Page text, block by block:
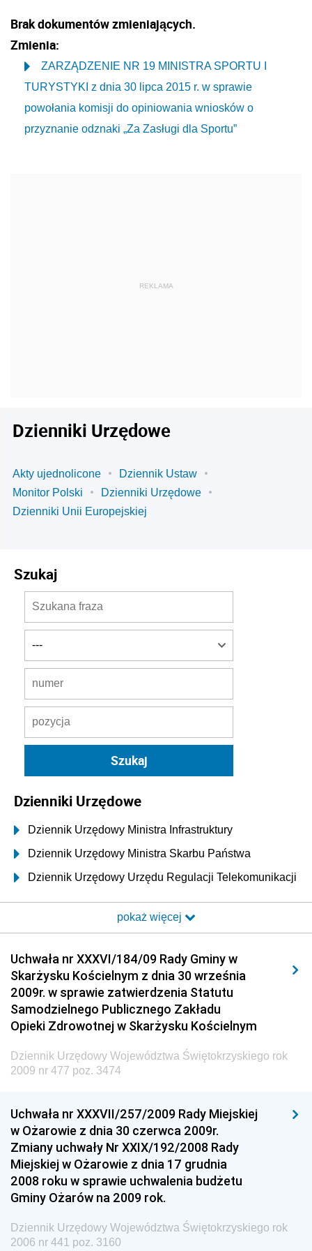
Brak dokumentów zmieniających.
Zmienia:
ZARZĄDZENIE NR 19 MINISTRA SPORTU I
TURYSTYKI z dnia 30 lipca 2015 r. w sprawie
powołania komisji do opiniowania wniosków o
przyznanie odznaki „Za Zasługi dla Sportu”
Dzienniki Urzędowe
Akty ujednolicone
Dziennik Ustaw
Monitor Polski
Dzienniki Urzędowe
Dzienniki Unii Europejskiej
Szukaj
Dzienniki Urzędowe
Dziennik Urzędowy Ministra Infrastruktury
Dziennik Urzędowy Ministra Skarbu Państwa
Dziennik Urzędowy Urzędu Regulacji Telekomunikacji
Dziennik Urzędowy Ministra Transportu i Budownictwa
Elektronicznej
Dziennik Urzędowy Ministra Spraw Wewnętrznych i
Administracji
Dziennik Urzędowy Ministra Transportu
Dziennik Urzędowy Ministra Budownictwa
Dziennik Urzędowy Ministra Nauki i Szkolnictwa
Dziennik Urzędowy Głównego Urzędu Miar
Dziennik Urzędowy Ministra Rolnictwa i Rozwoju Wsi
Dziennik Urzędowy Ministra Edukacji Narodowej i
Sportu
Dziennik Urzędowy Ministra Edukacji i Nauki
Dziennik Urzędowy Ministra Edukacji Narodowej
Dziennik Urzędowy Ministra Gospodarki Morskiej
pokaż więcej
Uchwała nr XXXVI/184/09 Rady Gminy w
Skarżysku Kościelnym z dnia 30 września
2009r. w sprawie zatwierdzenia Statutu
Samodzielnego Publicznego Zakładu
Opieki Zdrowotnej w Skarżysku Kościelnym
Dziennik Urzędowy Województwa Świętokrzyskiego rok
2009 nr 477 poz. 3474
Uchwała nr XXXVII/257/2009 Rady Miejskiej
w Ożarowie z dnia 30 czerwca 2009r.
Zmiany uchwały Nr XXIX/192/2008 Rady
Miejskiej w Ożarowie z dnia 17 grudnia
2008 roku w sprawie uchwalenia budżetu
Gminy Ożarów na 2009 rok.
Dziennik Urzędowy Województwa Świętokrzyskiego rok
2006 nr 441 poz. 3160